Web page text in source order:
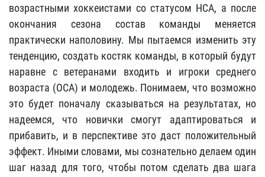
возрастными хоккеистами со статусом НСА, а после
окончания сезона состав команды меняется
практически наполовину. Мы пытаемся изменить эту
тенденцию, создать костяк команды, в который будут
наравне с ветеранами входить и игроки среднего
возраста (ОСА) и молодежь. Понимаем, что возможно
это будет поначалу сказываться на результатах, но
надеемся, что новички смогут адаптироваться и
прибавить, и в перспективе это даст положительный
эффект. Иными словами, мы сознательно делаем один
шаг назад для того, чтобы потом сделать два шага